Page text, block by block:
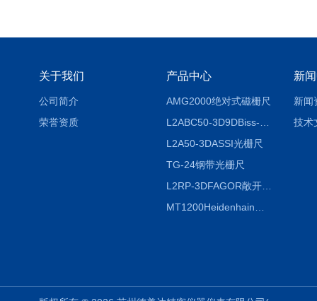
关于我们
公司简介
荣誉资质
产品中心
AMG2000绝对式磁栅尺
L2A50-3DASSI光栅尺
TG-24钢带光栅尺
L2RP-3DFAGOR敞开式光栅尺
新
新闻
技术